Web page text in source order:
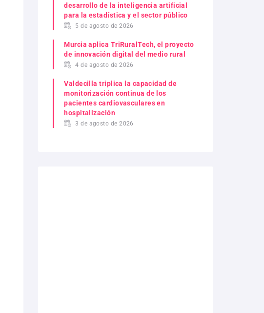
desarrollo de la inteligencia artificial
para la estadística y el sector público
5 de agosto de 2026
Murcia aplica TriRuralTech, el proyecto
de innovación digital del medio rural
4 de agosto de 2026
Valdecilla triplica la capacidad de
monitorización continua de los
pacientes cardiovasculares en
hospitalización
3 de agosto de 2026